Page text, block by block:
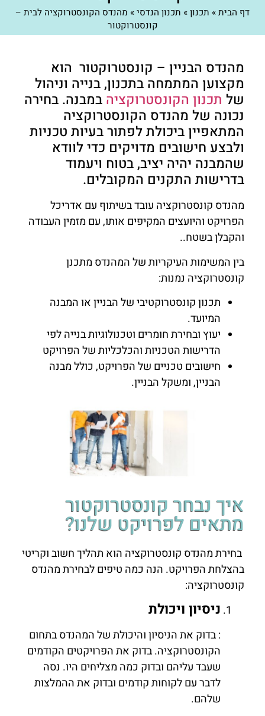
דף הבית» תכנון» תכנון הנדסי» מהנדס הקונסטרוקציה לבית –
קונסטרוקטור
מהנדס הבניין – קונסטרוקטור הוא
מקצוען המתמחה בתכנון, בנייה וניהול
של תכנון הקונסטרוקציה במבנה. בחירה
נכונה של מהנדס הקונסטרוקציה
המתאפיין ביכולת לפתור בעיות טכניות
ולבצע חישובים מדויקים כדי לוודא
שהמבנה יהיה יציב, בטוח ויעמוד
בדרישות התקנים המקובלים.
מהנדס קונסטרוקציה עובד בשיתוף עם אדריכל
הפרויקט והיועצים המקיפים אותו, עם מזמין העבודה
והקבלן בשטח..
בין המשימות העיקריות של המהנדס מתכנן
קונסטרוקציה נמנות:
תכנון קונסטרוקטיבי של הבניין או המבנה
המיועד.
יעוץ ובחירת חומרים וטכנולוגיות בנייה לפי
הדרישות הטכניות והכלכליות של הפרויקט
חישובים טכניים של הפרויקט, כולל מבנה
הבניין, ומשקל הבניין.
איך נבחר קונסטרוקטור
מתאים לפרויקט שלנו?
בחירת מהנדס קונסטרוקציה הוא תהליך חשוב וקריטי
בהצלחת הפרויקט. הנה כמה טיפים לבחירת מהנדס
קונסטרוקציה:
ניסיון ויכולת
: בדוק את הניסיון והיכולת של המהנדס בתחום
הקונסטרוקציה. בדוק את הפרויקטים הקודמים
שעבד עליהם ובדוק כמה מצליחים היו. נסה
לדבר עם לקוחות קודמים ובדוק את ההמלצות
שלהם.